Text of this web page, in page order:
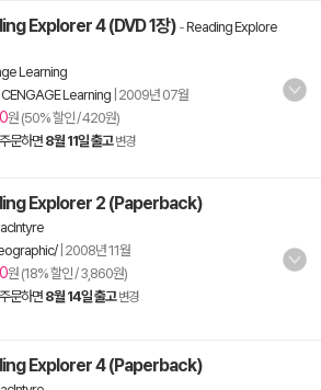
Explorer 4 (DVD 1장) -Reading Explore
Learning
Learning 2009년 07월
원 (50% 할인 / 420원)
문하면 8월 11일 출고 변경
Explorer 2 (Paperback)
2008년 11월
원 (18% 할인 / 3,860원)
문하면 8월 14일 출고 변경
Explorer 4 (Paperback)